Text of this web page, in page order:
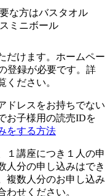
な方はバスタオル
ミニボール
だけます。ホームペー
登録が必要です。詳
ください。
ドレスをお持ちでない
お子様用の読売IDを
をする方法
１講座につき１人の申
人分の申し込みはでき
複数人分のお申し込み
わせください。